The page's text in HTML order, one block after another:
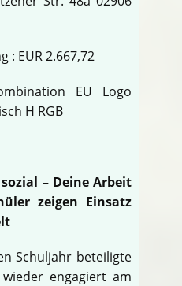
: EUR 2.667,72
– Deine Arbeit
zeigen Einsatz
Schuljahr beteiligte
engagiert am